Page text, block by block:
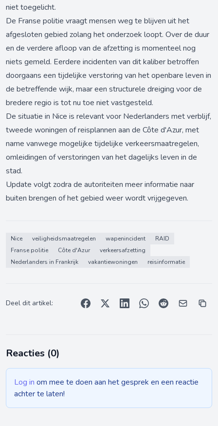
niet toegelicht.
De Franse politie vraagt mensen weg te blijven uit het
afgesloten gebied zolang het onderzoek loopt. Over de duur
en de verdere afloop van de afzetting is momenteel nog
niets gemeld. Eerdere incidenten van dit kaliber betroffen
doorgaans een tijdelijke verstoring van het openbare leven in
de betreffende wijk, maar een structurele dreiging voor de
bredere regio is tot nu toe niet vastgesteld.
De situatie in Nice is relevant voor Nederlanders met verblijf,
tweede woningen of reisplannen aan de Côte d'Azur, met
name vanwege mogelijke tijdelijke verkeersmaatregelen,
omleidingen of verstoringen van het dagelijks leven in de
stad.
Update volgt zodra de autoriteiten meer informatie naar
buiten brengen of het gebied weer wordt vrijgegeven.
Nice veiligheidsmaatregelen wapenincident
RAID
Franse politie
Côte d'Azur
verkeersafzetting
Nederlanders in Frankrijk
vakantiewoningen reisinformatie
Deel dit artikel:
Reacties (0)
Log in om mee te doen aan het gesprek en een reactie
achter te laten!